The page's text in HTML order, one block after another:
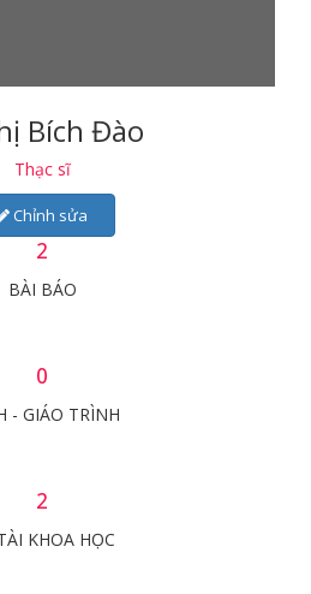
Bích Đào
Thạc sĩ
Chỉnh sửa
2
BÀI BÁO
0
- GIÁO TRÌNH
2
KHOA HỌC